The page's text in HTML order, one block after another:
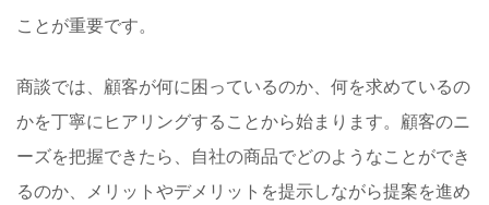
ことが重要です。
商談では、顧客が何に困っているのか、何を求めているの
かを丁寧にヒアリングすることから始まります。顧客のニ
ーズを把握できたら、自社の商品でどのようなことができ
るのか、メリットやデメリットを提示しながら提案を進め